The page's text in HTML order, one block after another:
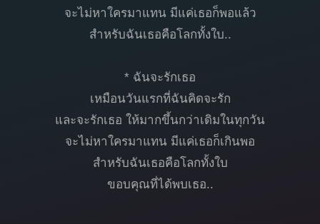
จะไม่หาใครมาแทน มีแค่เธอก็พอแล้ว
สำหรับฉันเธอคือโลกทั้งใบ..
* ฉันจะรักเธอ
เหมือนวันแรกที่ฉันคิดจะรัก
และจะรักเธอ ให้มากขึ้นกว่าเดิมในทุกวัน
จะไม่หาใครมาแทน มีแค่เธอก็เกินพอ
สำหรับฉันเธอคือโลกทั้งใบ
ขอบคุณที่ได้พบเธอ..